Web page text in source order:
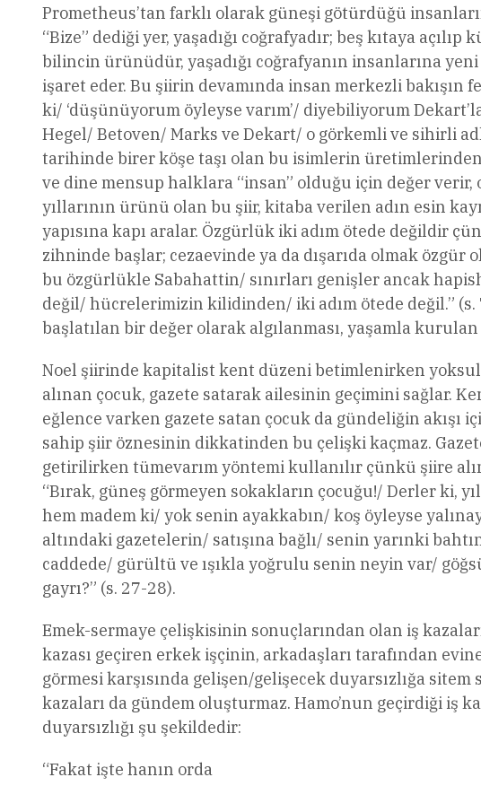
Prometheus’tan farklı olarak güneşi götürdüğü
“Bize” dediği yer, yaşadığı coğrafyadır; beş kıtaya
bilincin ürünüdür, yaşadığı coğrafyanın insanlarına
işaret eder. Bu şiirin devamında insan merkezli bakışın
ki/ ‘düşünüyorum öyleyse varım’/ diyebiliyorum
Hegel/ Betoven/ Marks ve Dekart/ o görkemli ve sihirli
tarihinde birer köşe taşı olan bu isimlerin
ve dine mensup halklara “insan” olduğu için değer
yıllarının ürünü olan bu şiir, kitaba verilen adın esin
yapısına kapı aralar. Özgürlük iki adım ötede değildir
zihninde başlar; cezaevinde ya da dışarıda olmak
bu özgürlükle Sabahattin/ sınırları genişler ancak
değil/ hücrelerimizin kilidinden/ iki adım ötede değil.”
başlatılan bir değer olarak algılanması, yaşamla
Noel şiirinde kapitalist kent düzeni betimlenirken
alınan çocuk, gazete satarak ailesinin geçimini sağlar.
eğlence varken gazete satan çocuk da gündeliğin akışı
sahip şiir öznesinin dikkatinden bu çelişki kaçmaz.
getirilirken tümevarım yöntemi kullanılır çünkü şiire
“Bırak, güneş görmeyen sokakların çocuğu!/ Derler ki,
hem madem ki/ yok senin ayakkabın/ koş öyleyse
altındaki gazetelerin/ satışına bağlı/ senin yarınki
caddede/ gürültü ve ışıkla yoğrulu senin neyin var/
gayrı?” (s. 27-28).
Emek-sermaye çelişkisinin sonuçlarından olan iş
kazası geçiren erkek işçinin, arkadaşları tarafından
görmesi karşısında gelişen/gelişecek duyarsızlığa
kazaları da gündem oluşturmaz. Hamo’nun geçirdiği iş
duyarsızlığı şu şekildedir:
“Fakat işte hanın orda